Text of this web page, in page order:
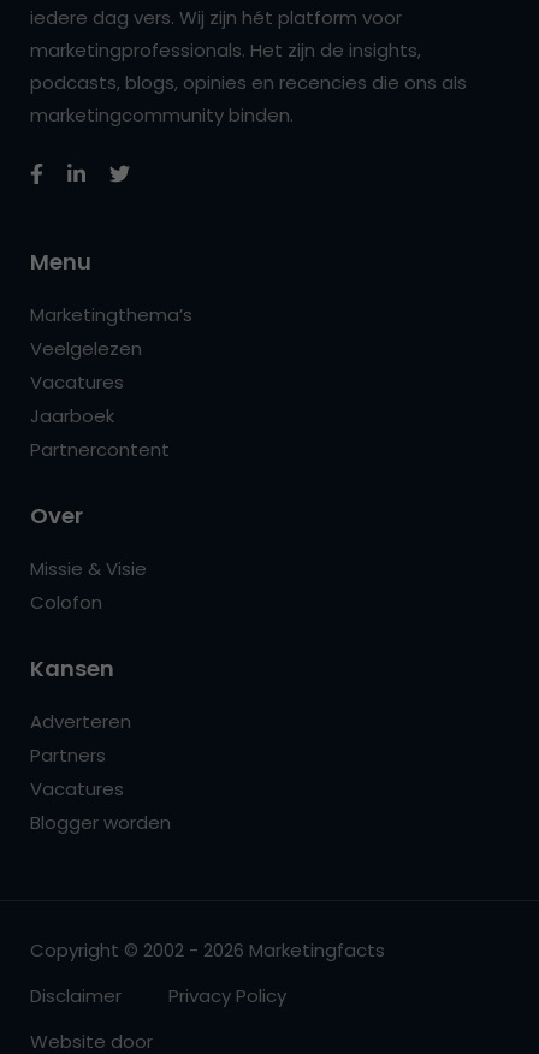
iedere dag vers. Wij zijn hét platform voor
marketingprofessionals. Het zijn de insights,
podcasts, blogs, opinies en recencies die ons als
marketingcommunity binden.
Menu
Marketingthema’s
Veelgelezen
Vacatures
Jaarboek
Partnercontent
Over
Missie & Visie
Colofon
Kansen
Adverteren
Partners
Vacatures
Blogger worden
Copyright © 2002 - 2026 Marketingfacts
Disclaimer
Privacy Policy
Website door